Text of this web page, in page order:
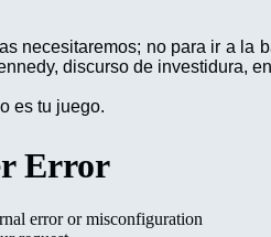
necesitaremos; no para ir a la
discurso de investidura,
es tu juego.